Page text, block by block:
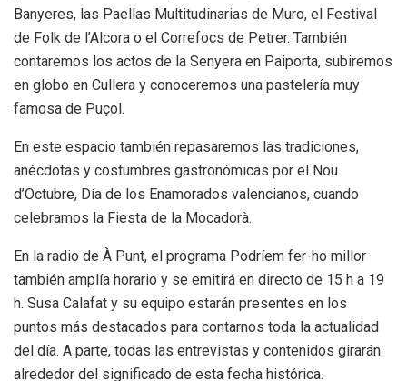
Banyeres, las Paellas Multitudinarias de Muro, el Festival
de Folk de l’Alcora o el Correfocs de Petrer. También
contaremos los actos de la Senyera en Paiporta, subiremos
en globo en Cullera y conoceremos una pastelería muy
famosa de Puçol.
En este espacio también repasaremos las tradiciones,
anécdotas y costumbres gastronómicas por el Nou
d’Octubre, Día de los Enamorados valencianos, cuando
celebramos la Fiesta de la Mocadorà.
En la radio de À Punt, el programa Podríem fer-ho millor
también amplía horario y se emitirá en directo de 15 h a 19
h. Susa Calafat y su equipo estarán presentes en los
puntos más destacados para contarnos toda la actualidad
del día. A parte, todas las entrevistas y contenidos girarán
alrededor del significado de esta fecha histórica.